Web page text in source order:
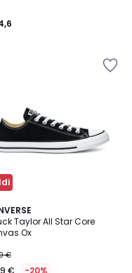
Taylor All Star Core
Ox
€
€ -20%